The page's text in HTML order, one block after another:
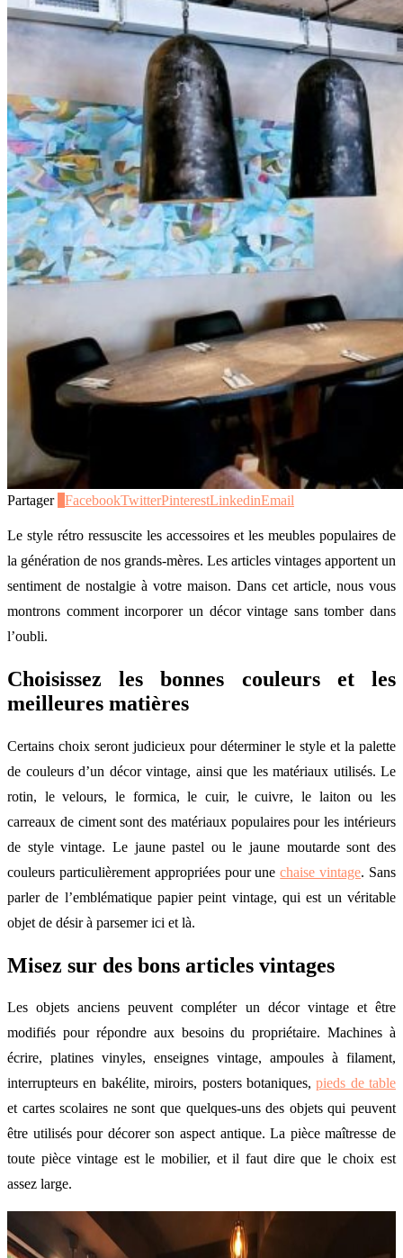
Partager FacebookTwitterPinterestLinkedinEmail
Le style rétro ressuscite les accessoires et les meubles populaires de
la génération de nos grands-mères. Les articles vintages apportent un
sentiment de nostalgie à votre maison. Dans cet article, nous vous
montrons comment incorporer un décor vintage sans tomber dans
l’oubli.
Choisissez les bonnes couleurs et les
meilleures matières
Certains choix seront judicieux pour déterminer le style et la palette
de couleurs d’un décor vintage, ainsi que les matériaux utilisés. Le
rotin, le velours, le formica, le cuir, le cuivre, le laiton ou les
carreaux de ciment sont des matériaux populaires pour les intérieurs
de style vintage. Le jaune pastel ou le jaune moutarde sont des
couleurs particulièrement appropriées pour unechaise vintage. Sans
parler de l’emblématique papier peint vintage, qui est un véritable
objet de désir à parsemer ici et là.
Misez sur des bons articles vintages
Les objets anciens peuvent compléter un décor vintage et être
modifiés pour répondre aux besoins du propriétaire. Machines à
écrire, platines vinyles, enseignes vintage, ampoules à filament,
interrupteurs en bakélite, miroirs, posters botaniques,pieds de table
et cartes scolaires ne sont que quelques-uns des objets qui peuvent
être utilisés pour décorer son aspect antique. La pièce maîtresse de
toute pièce vintage est le mobilier, et il faut dire que le choix est
assez large.